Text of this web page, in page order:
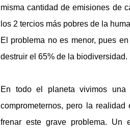
misma cantidad de emisiones de
los 2 tercios más pobres de la
El problema no es menor, pues
destruir el 65% de la biodiversidad.
En todo el planeta vivimos
comprometernos, pero la
frenar este grave problema. Un